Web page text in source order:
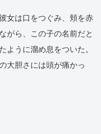
女は口をつぐみ、頬を赤
がら、この子の名前だと
ように溜め息をついた。
大胆さには頭が痛かっ